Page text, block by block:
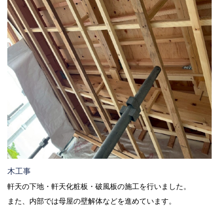
木工事
軒天の下地・軒天化粧板・破風板の施工を行いました。
また、内部では母屋の壁解体などを進めています。